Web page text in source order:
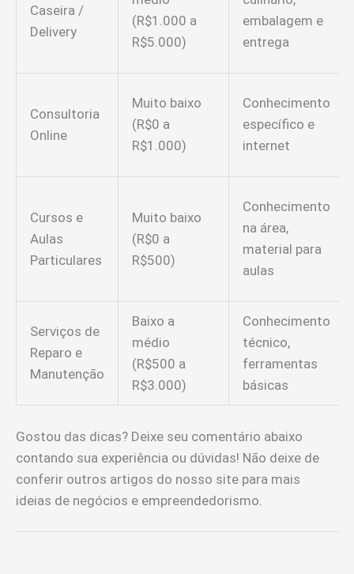
Caseira /
Delivery
(R$1.000 a
R$5.000)
embalagem e
entrega
Consultoria
Online
Muito baixo
(R$0 a
R$1.000)
Conhecimento
específico e
internet
Cursos e
Aulas
Particulares
Muito baixo
(R$0 a
R$500)
Conhecimento
na área,
material para
aulas
Serviços de
Reparo e
Manutenção
Baixo a
médio
(R$500 a
R$3.000)
Conhecimento
técnico,
ferramentas
básicas
Gostou das dicas? Deixe seu comentário abaixo
contando sua experiência ou dúvidas! Não deixe de
conferir outros artigos do nosso site para mais
ideias de negócios e empreendedorismo.